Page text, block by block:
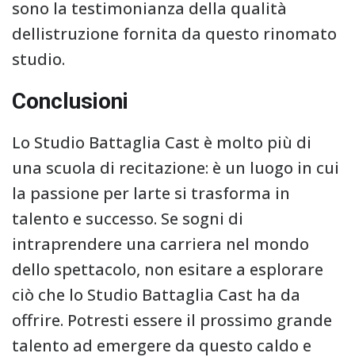
sono la testimonianza della qualità
dellistruzione fornita da questo rinomato
studio.
Conclusioni
Lo Studio Battaglia Cast è molto più di
una scuola di recitazione: è un luogo in cui
la passione per larte si trasforma in
talento e successo. Se sogni di
intraprendere una carriera nel mondo
dello spettacolo, non esitare a esplorare
ciò che lo Studio Battaglia Cast ha da
offrire. Potresti essere il prossimo grande
talento ad emergere da questo caldo e